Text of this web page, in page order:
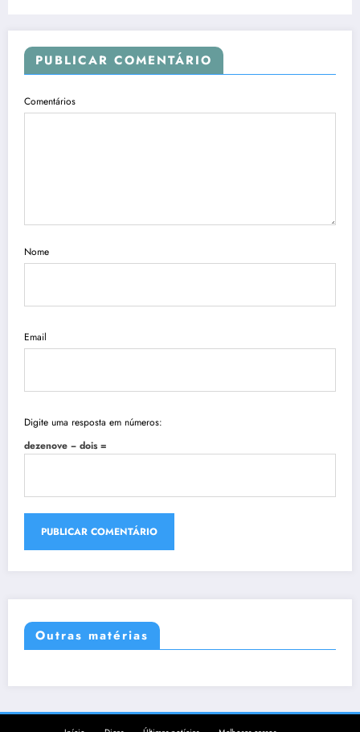
PUBLICAR COMENTÁRIO
Comentários
Nome
Email
Digite uma resposta em números:
dezenove − dois =
Outras matérias